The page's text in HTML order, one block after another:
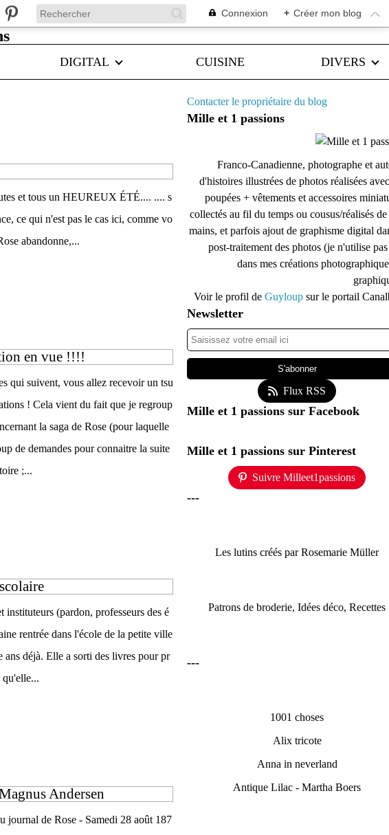
Connexion + Créer mon blog
DIGITAL CUISINE DIVERS
et tous un HEUREUX ÉTÉ.... .... s
ce qui n'est pas le cas ici, comme vo
abandonne,...
en vue !!!!
qui suivent, vous allez recevoir un tsu
! Cela vient du fait que je regroup
la saga de Rose (pour laquelle
de demandes pour connaitre la suite
;...
instituteurs (pardon, professeurs des é
rentrée dans l'école de la petite ville
ans déjà. Elle a sorti des livres pour pr
qu'elle...
Andersen
journal de Rose - Samedi 28 août 187
Contacter le propriétaire du blog
Mille et 1 passions
Franco-Canadienne, photographe et
d'histoires illustrées de photos réalisées
poupées + vêtements et accessoires
collectés au fil du temps ou cousus/réalisés de
mains, et parfois ajout de graphisme digital
post-traitement des photos (je n'utilise
dans mes créations
Voir le profil de Guyloup sur le portail
Newsletter
Flux RSS
Mille et 1 passions sur Facebook
Mille et 1 passions sur Pinterest
Suivre Milleet1passions
---
Les lutins créés par Rosemarie Müller
Patrons de broderie, Idées déco, Recettes
---
1001 choses
Alix tricote
Anna in neverland
Antique Lilac - Martha Boers